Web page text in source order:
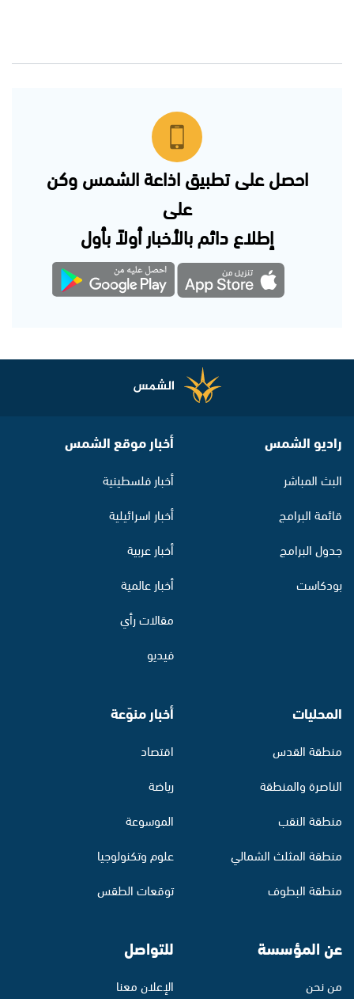
احصل على تطبيق اذاعة الشمس وكن
على
إطلاع دائم بالأخبار أولاً بأول
راديو الشمس
البث المباشر
قائمة البرامج
جدول البرامج
بودكاست
أخبار موقع الشمس
أخبار فلسطينية
أخبار اسرائيلية
أخبار عربية
أخبار عالمية
مقالات رأي
فيديو
المحليات
منطقة القدس
الناصرة والمنطقة
منطقة النقب
منطقة المثلث الشمالي
منطقة البطوف
أخبار منوّعة
اقتصاد
رياضة
الموسوعة
علوم وتكنولوجيا
توقعات الطقس
عن المؤسسة
من نحن
للتواصل
الإعلان معنا